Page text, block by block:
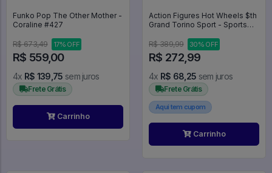
Funko Pop The Other Mother -
Coraline #427
R$ 673,49 17% OFF
R$ 559,00
4x R$ 139,75 sem juros
Frete Grátis
Carrinho
Action Figures Hot Wheels $th
Grand Torino Sport - Sports
R$ 389,99
30% OFF
R$ 272,99
4x R$ 68,25 sem juros
Frete Grátis
Aqui tem cupom
Carrinho